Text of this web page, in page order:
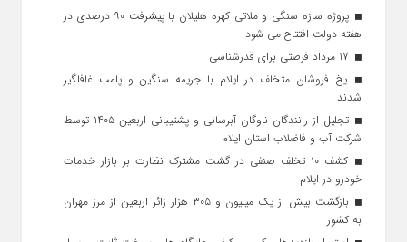
پروژه سازه سنگی و ملاتی کهره هلیلان با پیشرفت ۹۰ درصدی در
هفته دولت افتتاح می شود
یخ‌ فروشان متخلف در ایلام با جریمه سنگین و پلمب غافلگیر
شدند
تجلیل از رانندگان ناوگان آبرسانی و پشتیبانی اربعین ۱۴۰۵ توسط
شرکت آب و فاضلاب استان ایلام
کشف ۱۰ تخلف صنفی در گشت مشترک نظارت بر بازار خدمات
خودرو در ایلام
بازگشت بیش از یک میلیون و ۳۰۵ هزار زائر اربعین از مرز مهران
به کشور